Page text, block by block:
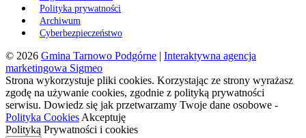
Polityka prywatności
Archiwum
Cyberbezpieczeństwo
© 2026 Gmina Tarnowo Podgórne | Interaktywna agencja
marketingowa Sigmeo
Strona wykorzystuje pliki cookies. Korzystając ze strony wyrażasz
zgodę na używanie cookies, zgodnie z polityką prywatności
serwisu. Dowiedz się jak przetwarzamy Twoje dane osobowe -
Polityka Cookies Akceptuję
Polityką Prywatności i cookies